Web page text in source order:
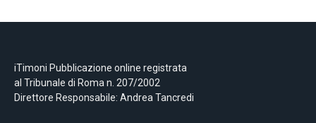
iTimoni Pubblicazione online registrata
al Tribunale di Roma n. 207/2002
Direttore Responsabile: Andrea Tancredi